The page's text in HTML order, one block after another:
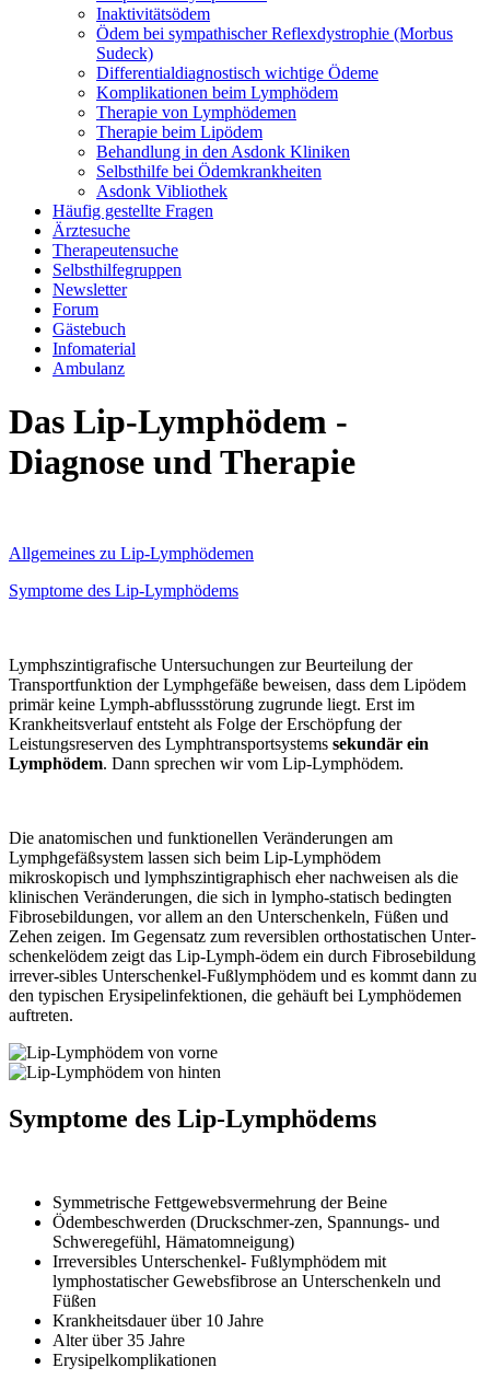
Inaktivitätsödem
Ödem bei sympathischer Reflexdystrophie (Morbus
Sudeck)
Differentialdiagnostisch wichtige Ödeme
Komplikationen beim Lymphödem
Therapie von Lymphödemen
Therapie beim Lipödem
Behandlung in den Asdonk Kliniken
Selbsthilfe bei Ödemkrankheiten
Asdonk Vibliothek
Häufig gestellte Fragen
Ärztesuche
Therapeutensuche
Selbsthilfegruppen
Newsletter
Forum
Gästebuch
Infomaterial
Ambulanz
Das Lip-Lymphödem -
Diagnose und Therapie
Allgemeines zu Lip-Lymphödemen
Symptome des Lip-Lymphödems
Lymphszintigrafische Untersuchungen zur Beurteilung der
Transportfunktion der Lymphgefäße beweisen, dass dem Lipödem
primär keine Lymph-abflussstörung zugrunde liegt. Erst im
Krankheitsverlauf entsteht als Folge der Erschöpfung der
Leistungsreserven des Lymphtransportsystems sekundär ein
Lymphödem. Dann sprechen wir vom Lip-Lymphödem.
Die anatomischen und funktionellen Veränderungen am
Lymphgefäßsystem lassen sich beim Lip-Lymphödem
mikroskopisch und lymphszintigraphisch eher nachweisen als die
klinischen Veränderungen, die sich in lympho-statisch bedingten
Fibrosebildungen, vor allem an den Unterschenkeln, Füßen und
Zehen zeigen. Im Gegensatz zum reversiblen orthostatischen Unter-
schenkelödem zeigt das Lip-Lymph-ödem ein durch Fibrosebildung
irrever-sibles Unterschenkel-Fußlymphödem und es kommt dann zu
den typischen Erysipelinfektionen, die gehäuft bei Lymphödemen
auftreten.
Symptome des Lip-Lymphödems
Symmetrische Fettgewebsvermehrung der Beine
Ödembeschwerden (Druckschmer-zen, Spannungs- und
Schweregefühl, Hämatomneigung)
Irreversibles Unterschenkel- Fußlymphödem mit
lymphostatischer Gewebsfibrose an Unterschenkeln und
Füßen
Krankheitsdauer über 10 Jahre
Alter über 35 Jahre
Erysipelkomplikationen